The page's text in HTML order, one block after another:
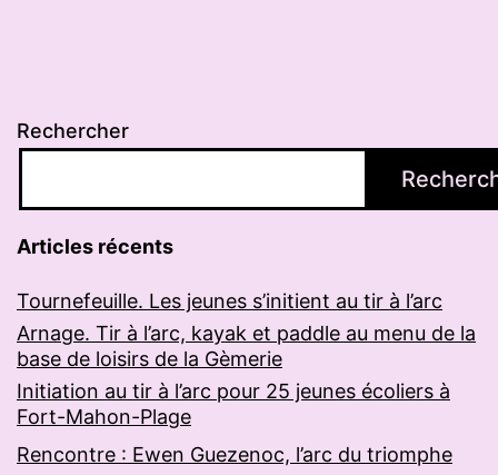
Rechercher
Articles récents
Tournefeuille. Les jeunes s’initient au tir à l’arc
Arnage. Tir à l’arc, kayak et paddle au menu de la
base de loisirs de la Gèmerie
Initiation au tir à l’arc pour 25 jeunes écoliers à
Fort-Mahon-Plage
Rencontre : Ewen Guezenoc, l’arc du triomphe